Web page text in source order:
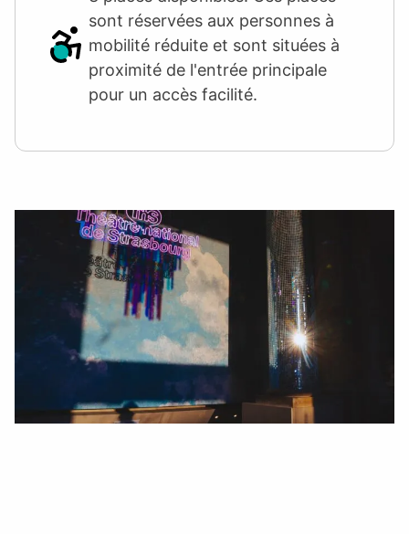
sont réservées aux personnes à
mobilité réduite et sont situées à
proximité de l'entrée principale
pour un accès facilité.